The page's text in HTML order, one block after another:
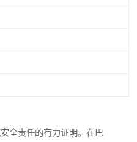
全责任的有力证明。在巴